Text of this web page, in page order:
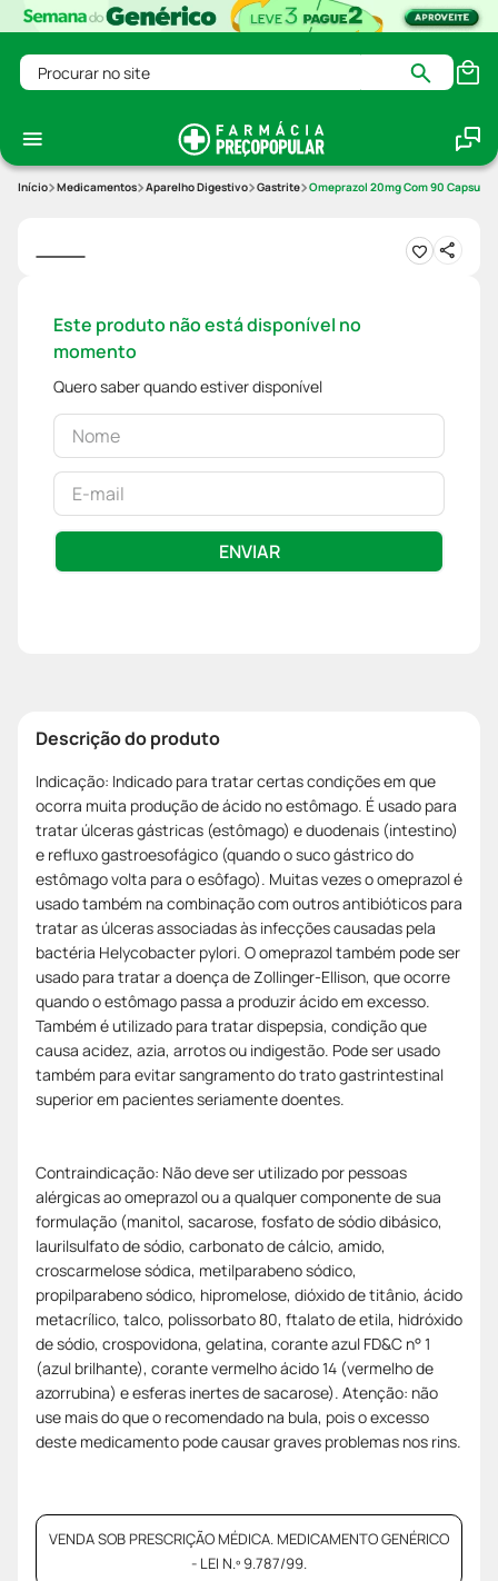
Procurar no site
Medicamentos Aparelho Digestivo Gastrite Omeprazol 20mg Com 90
Este produto não está disponível no
momento
Quero saber quando estiver disponível
ENVIAR
Descrição do produto
Indicação: Indicado para tratar certas condições em que
ocorra muita produção de ácido no estômago. É usado para
tratar úlceras gástricas (estômago) e duodenais (intestino)
e refluxo gastroesofágico (quando o suco gástrico do
estômago volta para o esôfago). Muitas vezes o omeprazol é
usado também na combinação com outros antibióticos para
tratar as úlceras associadas às infecções causadas pela
bactéria Helycobacter pylori. O omeprazol também pode ser
usado para tratar a doença de Zollinger-Ellison, que ocorre
quando o estômago passa a produzir ácido em excesso.
Também é utilizado para tratar dispepsia, condição que
causa acidez, azia, arrotos ou indigestão. Pode ser usado
também para evitar sangramento do trato gastrintestinal
superior em pacientes seriamente doentes.
Contraindicação: Não deve ser utilizado por pessoas
alérgicas ao omeprazol ou a qualquer componente de sua
formulação (manitol, sacarose, fosfato de sódio dibásico,
laurilsulfato de sódio, carbonato de cálcio, amido,
croscarmelose sódica, metilparabeno sódico,
propilparabeno sódico, hipromelose, dióxido de titânio, ácido
metacrílico, talco, polissorbato 80, ftalato de etila, hidróxido
de sódio, crospovidona, gelatina, corante azul FD&C n° 1
(azul brilhante), corante vermelho ácido 14 (vermelho de
azorrubina) e esferas inertes de sacarose). Atenção: não
use mais do que o recomendado na bula, pois o excesso
deste medicamento pode causar graves problemas nos rins.
VENDA SOB PRESCRIÇÃO MÉDICA. MEDICAMENTO GENÉRICO
- LEI N.º 9.787/99.